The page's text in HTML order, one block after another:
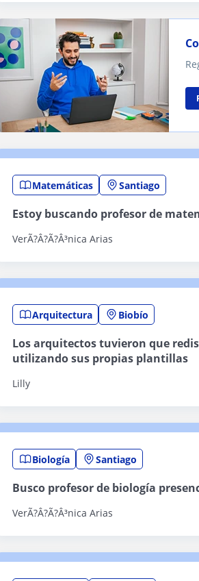
Matemáticas Santiago
VerÃ?Â?Ã?Â³nica Arias
Estoy buscando profesor de
Arquitectura Biobío
Lilly
Los arquitectos tuvieron que
utilizando sus propias plantillas
Biología Santiago
VerÃ?Â?Ã?Â³nica Arias
Busco profesor de biología